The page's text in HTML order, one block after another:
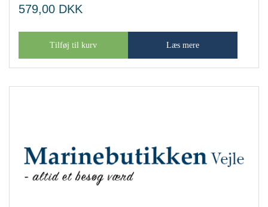
579,00 DKK
Tilføj til kurv Læs mere